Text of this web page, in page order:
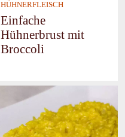
HÜHNERFLEISCH
Einfache
Hühnerbrust mit
Broccoli